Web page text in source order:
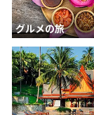
グルメの旅